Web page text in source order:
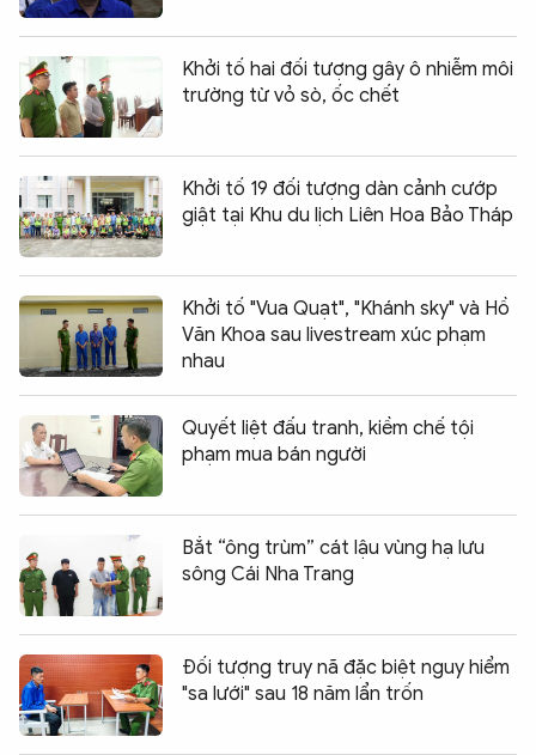
Khởi tố hai đối tượng gây ô nhiễm môi
trường từ vỏ sò, ốc chết
Khởi tố 19 đối tượng dàn cảnh cướp
giật tại Khu du lịch Liên Hoa Bảo Tháp
Khởi tố "Vua Quạt", "Khánh sky" và Hồ
Văn Khoa sau livestream xúc phạm
nhau
Quyết liệt đấu tranh, kiềm chế tội
phạm mua bán người
Bắt “ông trùm” cát lậu vùng hạ lưu
sông Cái Nha Trang
Đối tượng truy nã đặc biệt nguy hiểm
"sa lưới" sau 18 năm lẩn trốn